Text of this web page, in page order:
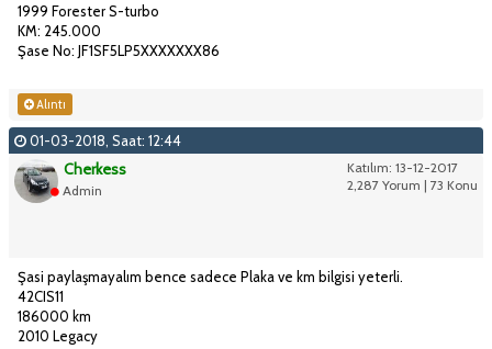
1999 Forester S-turbo
KM: 245.000
Şase No: JF1SF5LP5XXXXXXX86
Alıntı
01-03-2018, Saat: 12:44
Katılım: 13-12-2017
2,287 Yorum | 73 Konu
Cherkess
Admin
Şasi paylaşmayalım bence sadece Plaka ve km bilgisi yeterli.
42CIS11
186000 km
2010 Legacy